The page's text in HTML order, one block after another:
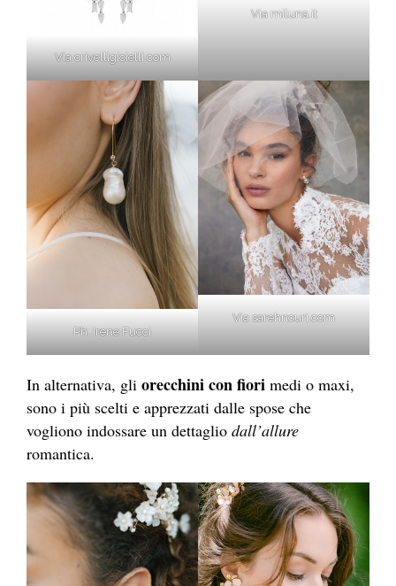
Via crivelligioielli.com
Via miluna.it
Ph. Irene Fucci
Via sarehnouri.com
In alternativa, gli orecchini con fiori medi o maxi,
sono i più scelti e apprezzati dalle spose che
vogliono indossare un dettaglio dall’allure
romantica.